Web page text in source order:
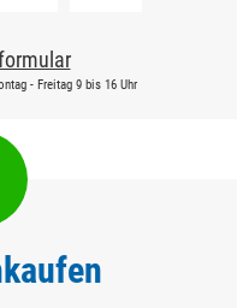
- Freitag 9 bis 16 Uhr